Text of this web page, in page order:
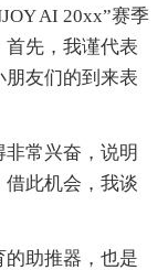
AI 20xx”赛季
先，我谨代表
友们的到来表
常兴奋，说明
此机会，我谈
助推器，也是